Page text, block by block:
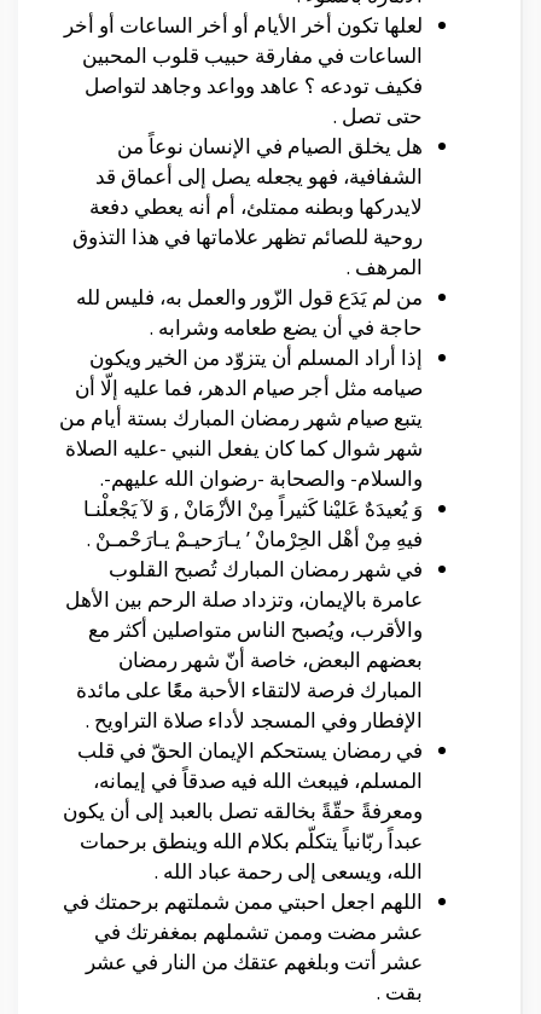
لعلها تكون أخر الأيام أو أخر الساعات أو أخر
الساعات في مفارقة حبيب قلوب المحبين
فكيف تودعه ؟ عاهد وواعد وجاهد لتواصل
حتى تصل .
هل يخلق الصيام في الإنسان نوعاً من
الشفافية، فهو يجعله يصل إلى أعماق قد
لايدركها وبطنه ممتلئ، أم أنه يعطي دفعة
روحية للصائم تظهر علاماتها في هذا التذوق
المرهف .
من لم يَدَع قول الزّور والعمل به، فليس لله
حاجة في أن يضع طعامه وشرابه .
إذا أراد المسلم أن يتزوّد من الخير ويكون
صيامه مثل أجر صيام الدهر، فما عليه إلّا أن
يتبع صيام شهر رمضان المبارك بستة أيام من
شهر شوال كما كان يفعل النبي -عليه الصلاة
والسلام- والصحابة -رضوان الله عليهم-.
وَ يُعيدَهٌ عَليْنا كَثيراً مِنْ الأزْمَانْ , وَ لآ يَجْعلْنـا
فيهِ مِنْ أهْل الحِرْمانْ ’ يـارَحيـمْ يـارَحْمـنْ .
في شهر رمضان المبارك تُصبح القلوب
عامرة بالإيمان، وتزداد صلة الرحم بين الأهل
والأقرب، ويُصبح الناس متواصلين أكثر مع
بعضهم البعض، خاصة أنّ شهر رمضان
المبارك فرصة لالتقاء الأحبة معًًا على مائدة
الإفطار وفي المسجد لأداء صلاة التراويح .
في رمضان يستحكم الإيمان الحقّ في قلب
المسلم، فيبعث الله فيه صدقاً في إيمانه،
ومعرفةً حقّةً بخالقه تصل بالعبد إلى أن يكون
عبداً ربّانياً يتكلّم بكلام الله وينطق برحمات
الله، ويسعى إلى رحمة عباد الله .
اللهم اجعل احبتي ممن شملتهم برحمتك في
عشر مضت وممن تشملهم بمغفرتك في
عشر أتت وبلغهم عتقك من النار في عشر
بقت .